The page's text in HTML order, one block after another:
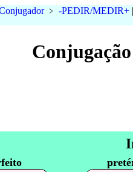
﹥ -PEDIR/MEDIR+ |